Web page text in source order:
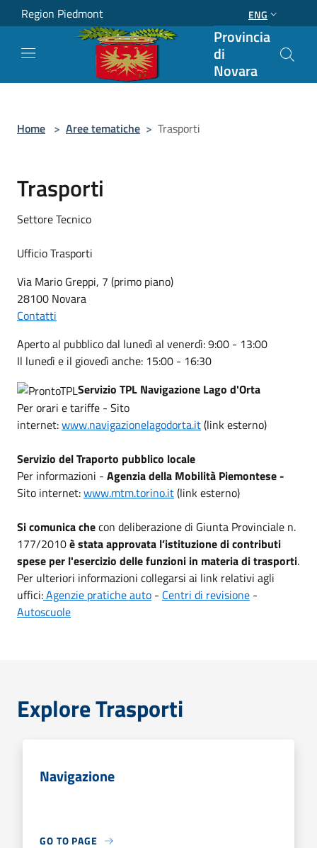
Salta al contenuto principale
Region Piedmont ENG
Provincia
di
Novara
Home > Aree tematiche > Trasporti
Trasporti
Settore Tecnico
Ufficio Trasporti
Via Mario Greppi, 7 (primo piano)
28100 Novara
Contatti
Aperto al pubblico dal lunedì al venerdì: 9:00 - 13:00
Il lunedì e il giovedì anche: 15:00 - 16:30
Servizio TPL Navigazione Lago d'Orta
Per orari e tariffe - Sito
internet:www.navigazionelagodorta.it(link esterno)
Servizio del Traporto pubblico locale
Per informazioni - Agenzia della Mobilità Piemontese -
Sito internet:www.mtm.torino.it(link esterno)
Si comunica checon deliberazione di Giunta Provinciale n.
177/2010è stata approvata l’istituzione di contributi
spese per l'esercizio delle funzioni in materia di trasporti.
Per ulteriori informazioni collegarsi ai link relativi agli
uffici:Agenzie pratiche auto - Centri di revisione -
Autoscuole
Explore Trasporti
Navigazione
GO TO PAGE